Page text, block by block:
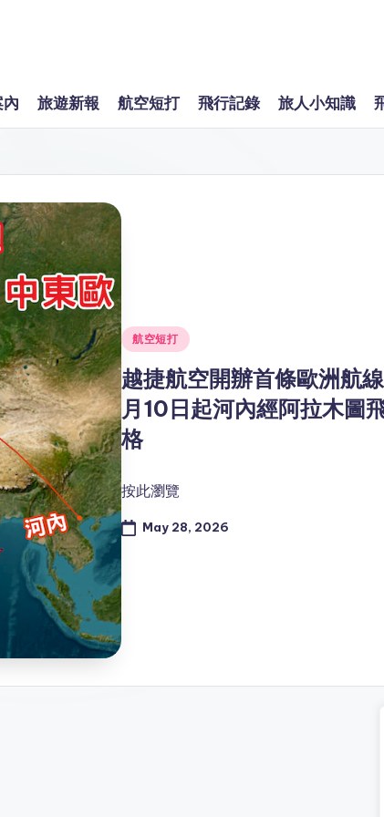
旅遊新報 航空短打 飛行記錄 旅人小知識
Posted
in
航空短打
越捷航空開辦首條歐洲航
月10日起河內經阿拉木圖
格
按此瀏覽
May 28, 2026